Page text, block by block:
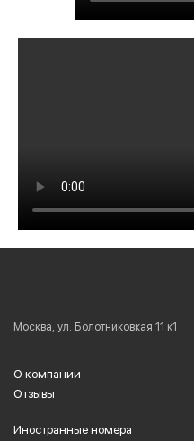
Москва, ул. Болотниковкая 11 к1
О компании
Отзывы
Иностранные номера